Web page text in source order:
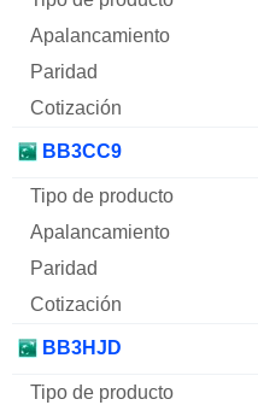
BB3CC9
BB3HJD